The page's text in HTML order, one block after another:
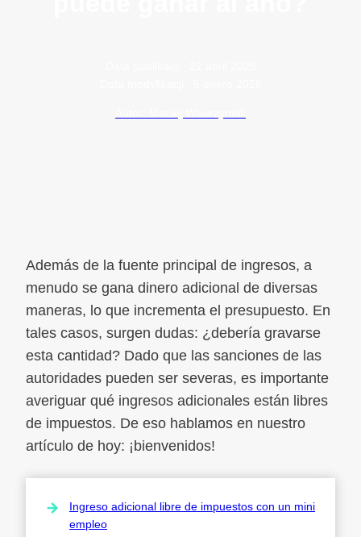
Además de la fuente principal de ingresos, a
menudo se gana dinero adicional de diversas
maneras, lo que incrementa el presupuesto. En
tales casos, surgen dudas: ¿debería gravarse
esta cantidad? Dado que las sanciones de las
autoridades pueden ser severas, es importante
averiguar qué ingresos adicionales están libres
de impuestos. De eso hablamos en nuestro
artículo de hoy: ¡bienvenidos!
Ingreso adicional libre de impuestos con un mini
empleo